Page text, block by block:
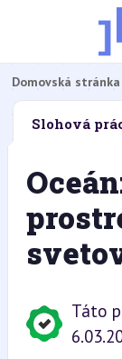
Domovská stránka
Slohová
Táto